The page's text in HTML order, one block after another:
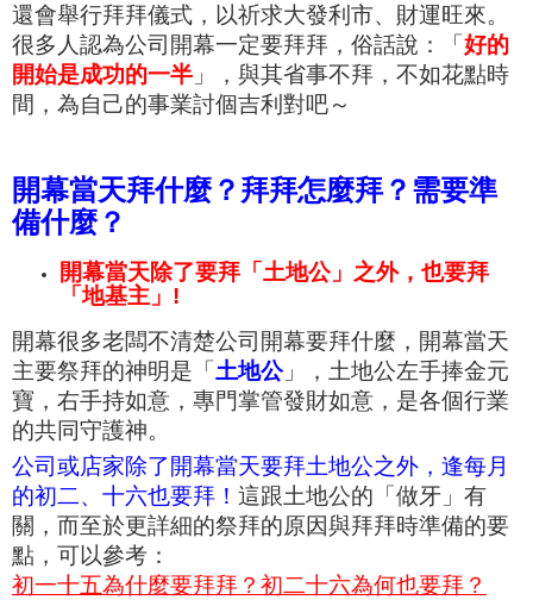
還會舉行拜拜儀式，以祈求大發利市、財運旺來。
很多人認為公司開幕一定要拜拜，俗話說：「好的
開始是成功的一半 」， 與其省事不拜，不如花點時
間，為自己的事業討個吉利對吧～
開幕當天拜什麼？拜拜怎麼拜？需要準
備什麼？
開幕當天除了要拜「土地公」之外，也要拜
「地基主」!
開幕很多老闆不清楚公司開幕要拜什麼， 開幕當天
主要祭拜的神明是「 土地公」， 土地公左手捧金元
寶，右手持如意， 專門掌管發財如意，是各個行業
的共同守護神。
公司或店家除了開幕當天要拜土地公之外，逢每月
的初二、十六也要拜！ 這跟土地公的「做牙」有
關，而至於更詳細的祭拜的原因與拜拜時準備的要
點， 可以參考：
初一十五為什麼要拜拜？初二十六為何也要拜？